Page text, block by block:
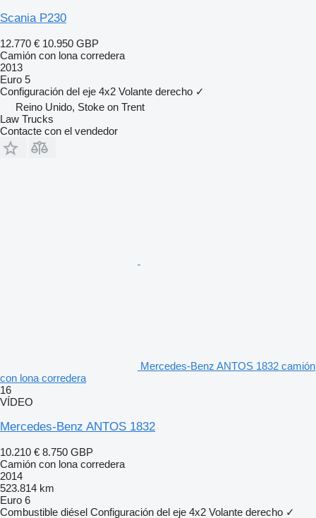
Scania P230
12.770 € 10.950 GBP
Camión con lona corredera
2013
Euro 5
Configuración del eje 4x2 Volante derecho ✓
Reino Unido, Stoke on Trent
Law Trucks
Contacte con el vendedor
Mercedes-Benz ANTOS 1832 camión
con lona corredera
16
VÍDEO
Mercedes-Benz ANTOS 1832
10.210 € 8.750 GBP
Camión con lona corredera
2014
523.814 km
Euro 6
Combustible diésel Configuración del eje 4x2 Volante derecho ✓